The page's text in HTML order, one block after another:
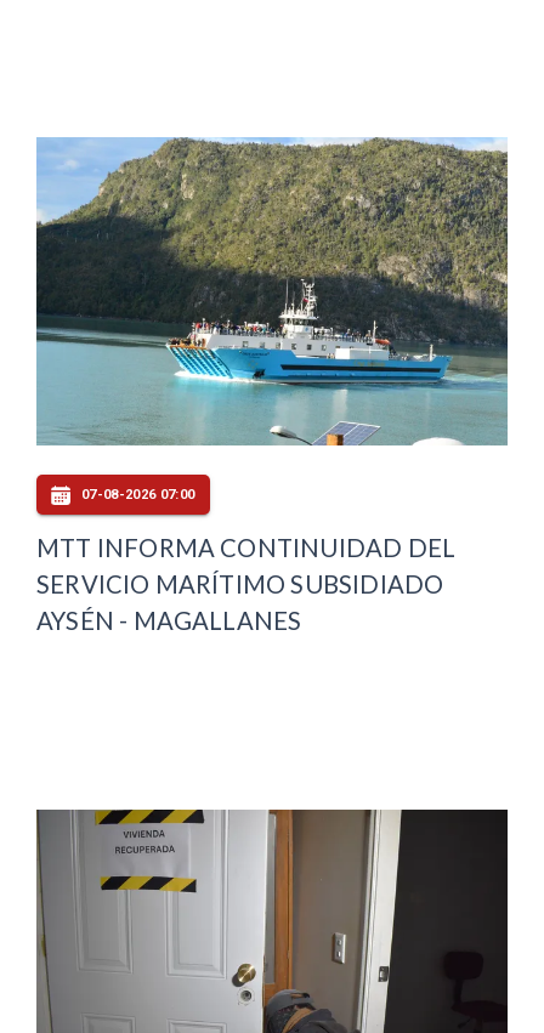
07-08-2026 07:00
MTT INFORMA CONTINUIDAD DEL
SERVICIO MARÍTIMO SUBSIDIADO
AYSÉN - MAGALLANES